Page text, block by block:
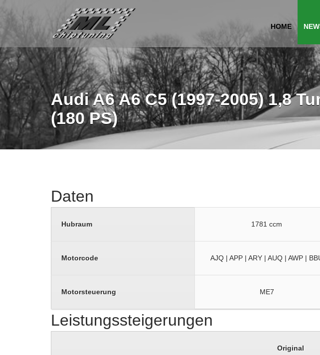
HOME
Audi A6 A6 C5 (1997-2005) 1,8
(180 PS)
Daten
Hubraum 1781 ccm
Motorcode AJQ | APP | ARY | AUQ | AWP |
Motorsteuerung ME7
Leistungssteigerungen
Original